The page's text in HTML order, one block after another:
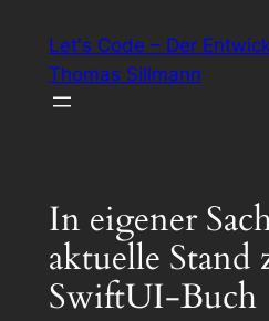
Inhalt
springen
Let's Code – Der
Thomas Sillmann
In eigener
aktuelle Stand
SwiftUI-Buch